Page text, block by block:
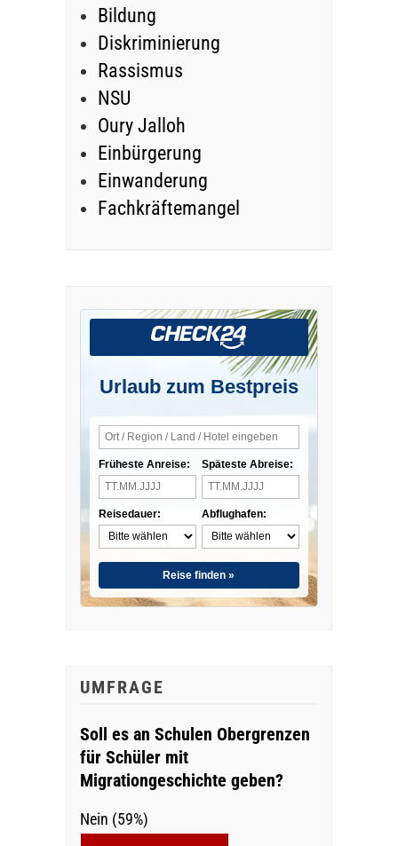
Bildung
Diskriminierung
Rassismus
NSU
Oury Jalloh
Einbürgerung
Einwanderung
Fachkräftemangel
Urlaub zum Bestpreis
Früheste Anreise:
Reisedauer:
Späteste Abreise:
Abflughafen:
Reise finden »
UMFRAGE
Soll es an Schulen Obergrenzen
für Schüler mit
Migrationgeschichte geben?
Nein (59%)